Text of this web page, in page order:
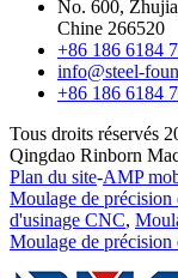
No. 600,
Chine 266520
+86 186 6184
info@steel-
+86 186 6184
Tous droits réservés
Qingdao Rinborn
Plan du site-AMP
Moulage de précision
d'usinage CNC,
Moulage de